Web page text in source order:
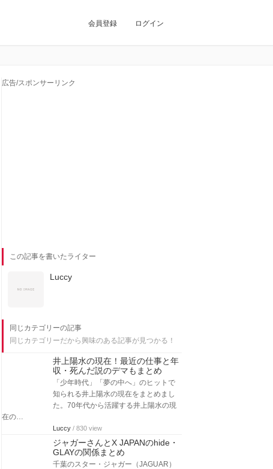
会員登録 ログイン
広告/スポンサーリンク
この記事を書いたライター
Luccy
同じカテゴリーの記事
同じカテゴリーだから興味のある記事が見つかる！
井上陽水の現在！最近の仕事と年
収・死んだ説のデマもまとめ
「少年時代」「夢の中へ」のヒットで
知られる井上陽水の現在をまとめまし
た。70年代から活躍する井上陽水の現
在の…
Luccy / 830 view
ジャガーさんとX JAPANのhide・
GLAYの関係まとめ
千葉のスター・ジャガー（JAGUAR）